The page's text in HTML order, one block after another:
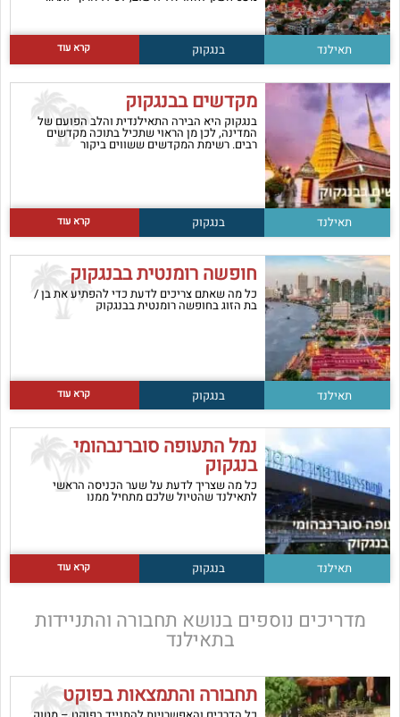
תאילנד בנגקוק קרא עוד
מקדשים בבנגקוק
בנגקוק היא הבירה התאילנדית והלב הפועם של
המדינה, לכן מן הראוי שתכיל בתוכה מקדשים
רבים. רשימת המקדשים ששווים ביקור
תאילנד בנגקוק קרא עוד
חופשה רומנטית בבנגקוק
כל מה שאתם צריכים לדעת כדי להפתיע את בן /
בת הזוג בחופשה רומנטית בבנגקוק
תאילנד בנגקוק קרא עוד
נמל התעופה סוברנבהומי
בנגקוק
כל מה שצריך לדעת על שער הכניסה הראשי
לתאילנד שהטיול שלכם מתחיל ממנו
תאילנד בנגקוק קרא עוד
מדריכים נוספים בנושא תחבורה והתניידות
בתאילנד
תחבורה והתמצאות בפוקט